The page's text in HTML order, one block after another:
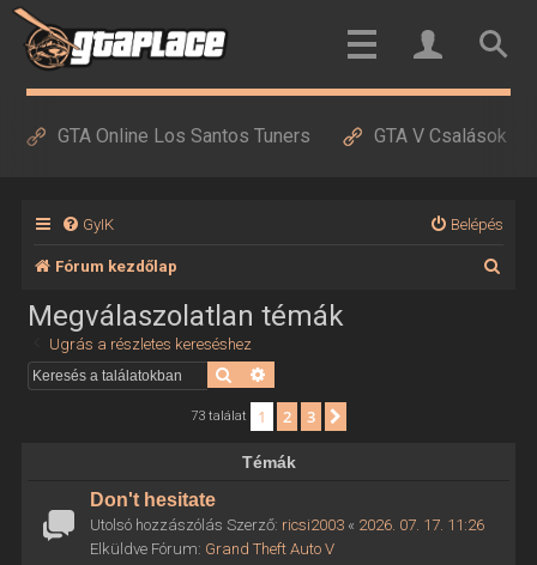
GTA Online Los Santos Tuners GTA V Csalások
GyIK Belépés
Fórum kezdőlap
Megválaszolatlan témák
Ugrás a részletes kereséshez
Keresés
73 találat 1 2 3
Témák
Don't hesitate
Utolsó hozzászólás Szerző: ricsi2003« 2026. 07. 17. 11:26
Elküldve Fórum: Grand Theft Auto V